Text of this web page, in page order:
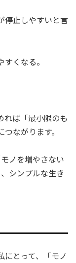
停止しやすいと言
くなる。
れば「最小限のも
ながります。
ノを増やさない
シンプルな生き
とって、「モノ